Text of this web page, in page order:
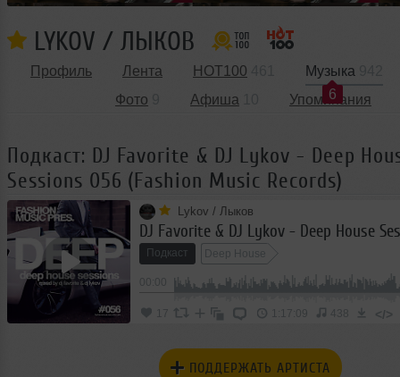
LYKOV / ЛЫКОВ
Профиль Лента HOT100
Музыка
6
Фото
Афиша Упоминания
Подкаст: DJ Favorite & DJ Lykov - Deep
Sessions 056 (Fashion Music Records)
Lykov / Лыков
Подкаст Deep House
17 1:17:09 438 </>
ПОДДЕРЖАТЬ АРТИСТА